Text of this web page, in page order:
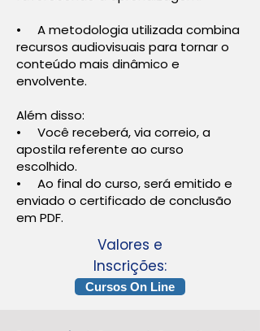
• A metodologia utilizada combina
recursos audiovisuais para tornar o
conteúdo mais dinâmico e
envolvente.
Além disso:
• Você receberá, via correio, a
apostila referente ao curso
escolhido.
• Ao final do curso, será emitido e
enviado o certificado de conclusão
em PDF.
Valores e
Inscrições:
Cursos On Line